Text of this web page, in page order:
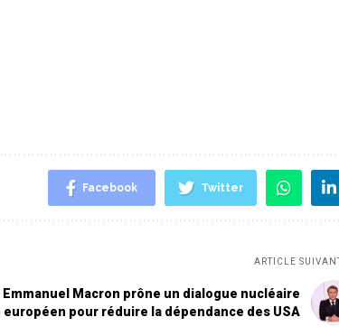
Facebook Twitter
ARTICLE SUIVANT
Emmanuel Macron prône un dialogue nucléaire
européen pour réduire la dépendance des USA